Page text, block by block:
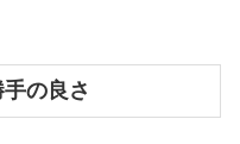
の良さ